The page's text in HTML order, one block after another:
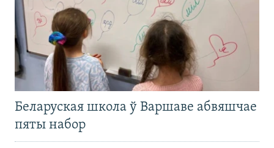
Беларуская школа ў Варшаве абвяшчае
пяты набор